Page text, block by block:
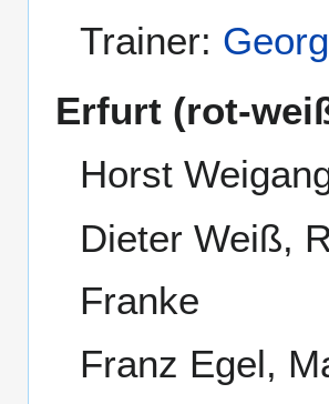
Trainer:
Erfurt (rot-
Horst
Dieter Weiß,
Franke
Franz Egel,